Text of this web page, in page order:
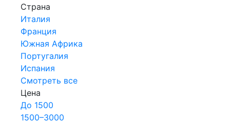
Страна
Италия
Франция
Южная Африка
Португалия
Испания
Смотреть все
Цена
До 1500
1500–3000